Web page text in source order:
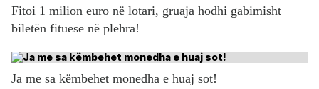
Fitoi 1 milion euro në lotari, gruaja hodhi gabimisht
biletën fituese në plehra!
Ja me sa këmbehet monedha e huaj sot!